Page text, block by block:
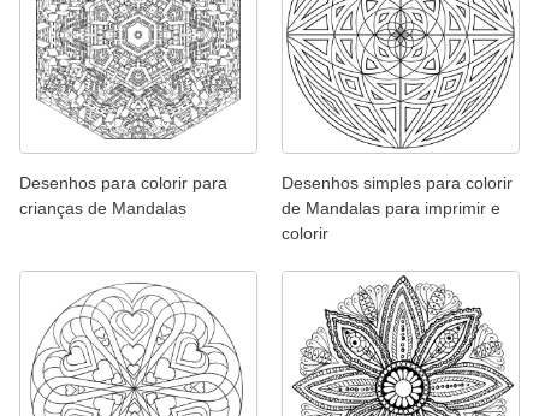
Desenhos para colorir para
crianças de Mandalas
Desenhos simples para colorir
de Mandalas para imprimir e
colorir